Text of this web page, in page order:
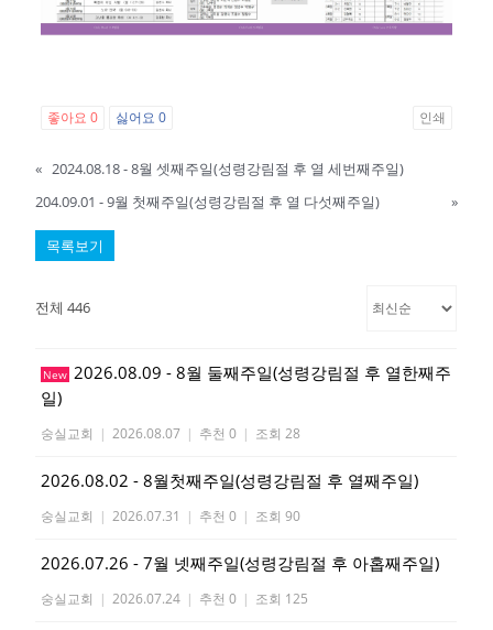
좋아요0 싫어요0 인쇄
« 2024.08.18 - 8월 셋째주일(성령강림절 후 열 세번째주일)
204.09.01 - 9월 첫째주일(성령강림절 후 열 다섯째주일)
»
목록보기
전체 446
New 2026.08.09 - 8월 둘째주일(성령강림절 후 열한째주
일)
숭실교회 | 2026.08.07 | 추천 0 | 조회 28
2026.08.02 - 8월첫째주일(성령강림절 후 열째주일)
숭실교회 | 2026.07.31 | 추천 0 | 조회 90
2026.07.26 - 7월 넷째주일(성령강림절 후 아홉째주일)
숭실교회 | 2026.07.24 | 추천 0 | 조회 125